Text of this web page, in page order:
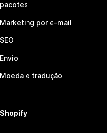
pacotes
Marketing por e-mail
SEO
Envio
Moeda e tradução
Shopify